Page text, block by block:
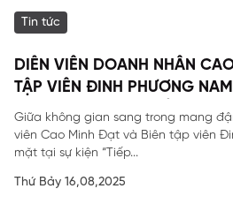
Tin tức
DIỄN VIÊN DOANH NHÂN
TẬP VIÊN ĐINH PHƯƠNG
SỰ KIỆN ĐẶC BIỆT CỦA
Giữa không gian sang trong mang
viên Cao Minh Đạt và Biên tập viên
mặt tại sự kiện “Tiếp...
Thứ Bảy 16,08,2025